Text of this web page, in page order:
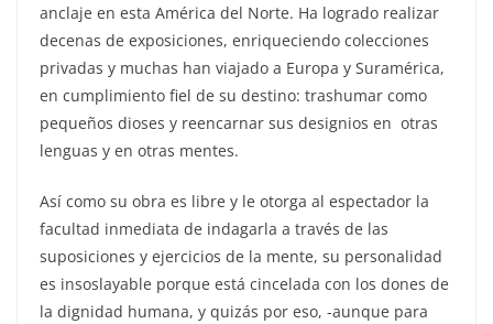
anclaje en esta América del Norte. Ha logrado realizar
decenas de exposiciones, enriqueciendo colecciones
privadas y muchas han viajado a Europa y Suramérica,
en cumplimiento fiel de su destino: trashumar como
pequeños dioses y reencarnar sus designios en otras
lenguas y en otras mentes.
Así como su obra es libre y le otorga al espectador la
facultad inmediata de indagarla a través de las
suposiciones y ejercicios de la mente, su personalidad
es insoslayable porque está cincelada con los dones de
la dignidad humana, y quizás por eso, -aunque para